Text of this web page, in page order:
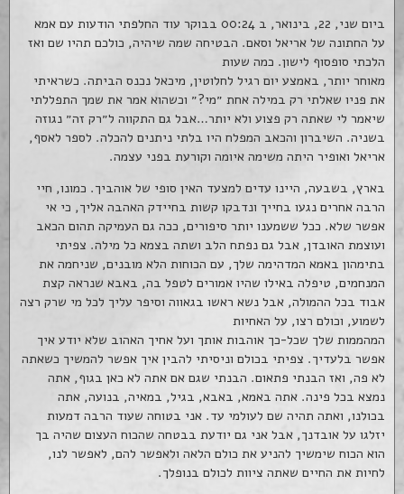
ביום שני, 22, בינואר, ב 00:24 בבוקר עוד החלפתי הודעות עם אמא
על החתונה של אריאל וסאם. הבטיחה שמה שיהיה, כולכם תהיו שם ואז
הלכתי סופסוף לישון. כמה שעות
מאוחר יותר, באמצע יום רגיל לחלוטין, מיכאל נכנס הביתה. כשראיתי
את פניו שאלתי רק במילה אחת ״מי?״ וכשהוא אמר את שמך התפללתי
שיאמר לי שאתה רק פצוע ולא יותר…אבל גם התקווה ל״רק זה״ נגוזה
בשניה. השיברון והכאב המפלח היו בלתי ניתנים להכלה. לספר לאסף,
אריאל ואופיר היתה משימה איומה וקורעת בפני עצמה.
בארץ, בשבעה, היינו עדים למצעד האין סופי של אוהביך. כמונו, חיי
הרבה אחרים נגעו בחייך ונדבקו קשות בחיידק האהבה אליך, כי אי
אפשר שלא. ככל ששמענו יותר סיפורים, ככה גם העמיקה תהום הכאב
ועוצמת האובדן, אבל גם נפתח הלב ושתה בצמא כל מילה. צפיתי
בתימהון באמא המדהימה שלך, עם הכוחות הלא מובנים, שניחמה את
המנחמים, טיפלה באילו שהיו אמורים לטפל בה, באבא שנראה קצת
אבוד בכל ההמולה, אבל נשא ראשו בגאווה וסיפר עליך לכל מי שרק רצה
לשמוע, וכולם רצו, על האחיות
המהממות שלך שכל-כך אוהבות אותך ועל אחיך האהוב שלא יודע איך
אפשר בלעדיך. צפיתי בכולם וניסיתי להבין איך אפשר להמשיך כשאתה
לא פה, ואז הבנתי פתאום. הבנתי שגם אם אתה לא כאן בגוף, אתה
נמצא בכל פינה. אתה באמא, באבא, בגיל, במאיה, בנועה, אתה
בכולנו, ואתה תהיה שם לעולמי עד. אני בטוחה שעוד הרבה דמעות
יזלגו על אובדנך, אבל אני גם יודעת בבטחה שהכוח העצום שהיה בך
הוא הכוח שימשיך להניע את כולם הלאה ולאפשר להם, לאפשר לנו,
לחיות את החיים שאתה ציוות לכולם בנופלך.